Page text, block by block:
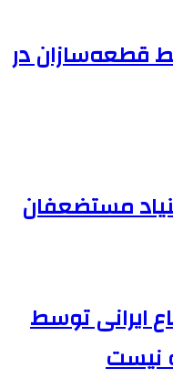
قطعه‌سازان در
مستضعفان
ایرانی توسط
نیست